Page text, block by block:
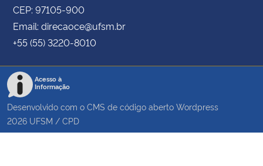
CEP: 97105-900
Email: direcaoce@ufsm.br
+55 (55) 3220-8010
Acesso à
Informação
Desenvolvido com o CMS de código aberto Wordpress
2026 UFSM / CPD